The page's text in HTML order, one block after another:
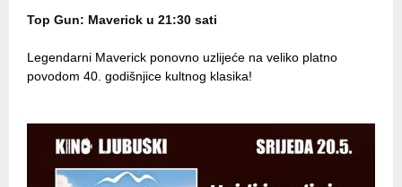
Top Gun: Maverick u 21:30 sati
Legendarni Maverick ponovno uzlijeće na veliko platno
povodom 40. godišnjice kultnog klasika!